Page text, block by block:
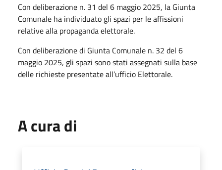
Con deliberazione n. 31 del 6 maggio 2025, la Giunta
Comunale ha individuato gli spazi per le affissioni
relative alla propaganda elettorale.
Con deliberazione di Giunta Comunale n. 32 del 6
maggio 2025, gli spazi sono stati assegnati sulla base
delle richieste presentate all’ufficio Elettorale.
A cura di